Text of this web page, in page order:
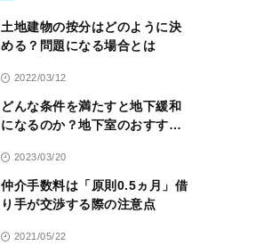
土地建物の按分はどのように決
める？問題になる場合とは
2022/03/12
どんな条件を満たすと地下緩和
になるのか？地下室のおすすめ
2023/03/20
仲介手数料は「原則0.5ヵ月」借
り手が交渉する際の注意点
2021/05/22